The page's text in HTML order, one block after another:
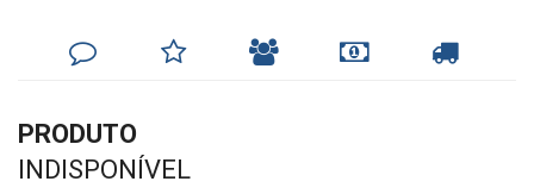
DEIXE
COMENTÁRIO
MINHA
LISTA
INDIQUE
FORMAS
CALCULAR
FRETE
PRODUTO
INDISPONÍVEL